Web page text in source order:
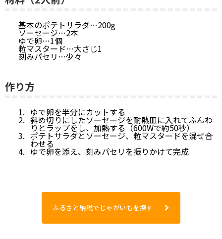
基本のポテトサラダ…200g
ソーセージ…2本
ゆで卵…1個
粒マスタード…大さじ1
刻みパセリ…少々
作り方
ゆで卵を半分にカットする
斜め切りにしたソーセージを耐熱皿に入れてふんわ
りとラップをし、加熱する（600Wで約50秒）
ポテトサラダとソーセージ、粒マスタードを混ぜ合
わせる
ゆで卵を添え、刻みパセリを振りかけて完成
ふるさと納税でじゃがいもを探す